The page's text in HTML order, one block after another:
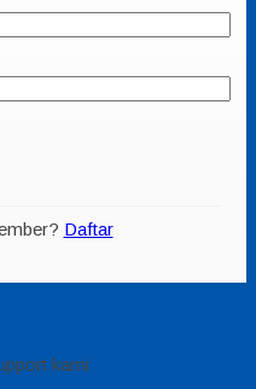
Daftar
kami